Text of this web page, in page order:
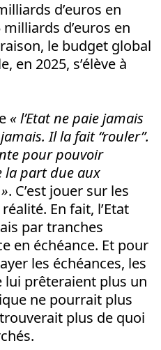
d’euros en
d’euros en
le budget global
en 2025, s’élève à
« l’Etat ne paie jamais
Il la fait “rouler”.
pour pouvoir
la part due aux
. C’est jouer sur les
En fait, l’Etat
par tranches
en échéance. Et pour
les échéances, les
lui prêteraient plus un
ne pourrait plus
trouverait plus de quoi